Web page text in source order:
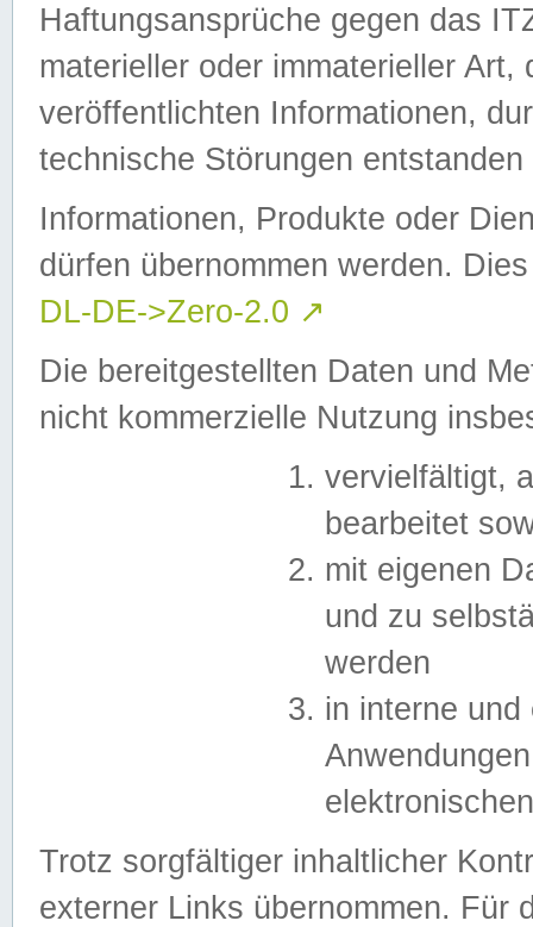
Haftungsansprüche gegen das
materieller oder immaterieller
veröffentlichten Informationen,
technische Störungen
Informationen, Produkte oder
dürfen übernommen werden.
DL-DE->Zero-2.0 ↗
Die bereitgestellten Daten und
nicht kommerzielle Nutzung
vervielfältigt,
bearbeitet
mit eigenen
und zu
werden
in interne
Trotz sorgfältiger inhaltlicher
externer Links übernommen. Für